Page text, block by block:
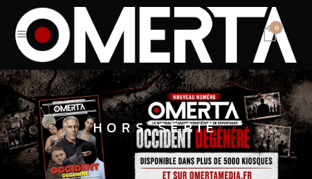
0
HORS SÉRIE